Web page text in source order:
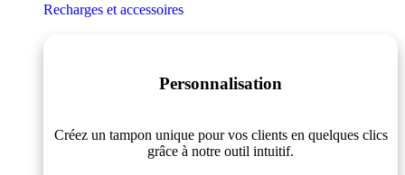
Recharges et accessoires
Personnalisation
Créez un tampon unique pour vos clients en quelques clics
grâce à notre outil intuitif.